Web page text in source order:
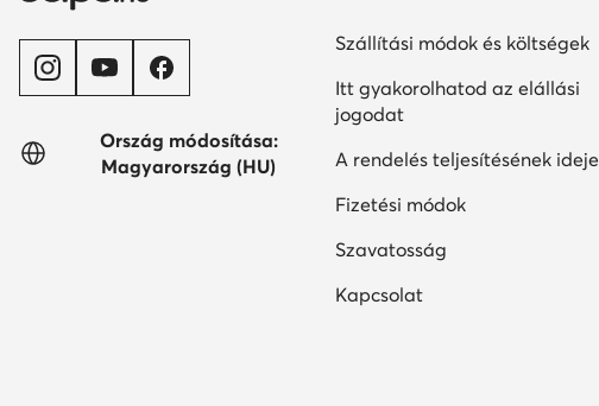
Ország módosítása:
Magyarország (HU)
Szállítási módok és költségek
Itt gyakorolhatod az elállási
jogodat
A rendelés teljesítésének ideje
Fizetési módok
Szavatosság
Kapcsolat